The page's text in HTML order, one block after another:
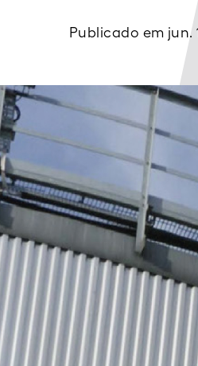
Publicado em jun.